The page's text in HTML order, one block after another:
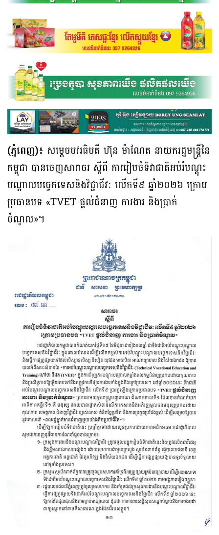
(ភ្នំពេញ)៖ សម្តេចបវរធិបតី ហ៊ុន ម៉ាណែត នាយករដ្ឋមន្ត្រីនៃ
កម្ពុជា បានចេញសារាចរ ស្តីពី ការរៀបចំទិវាជាតិអប់រំបណ្តុះ
បណ្តាលបច្ចេកទេសនិងវិជ្ជាជីវៈ លើកទី៩ ឆ្នាំ២០២៦ ក្រោម
ប្រធានបទ «TVET ផ្តល់ជំនាញ ការងារ និងប្រាក់
ចំណូល»។